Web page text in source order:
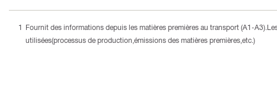
Fournit des informations depuis les matières premières au transport (A1-
utilisées(processus de production,émissions des matières premières,etc.)